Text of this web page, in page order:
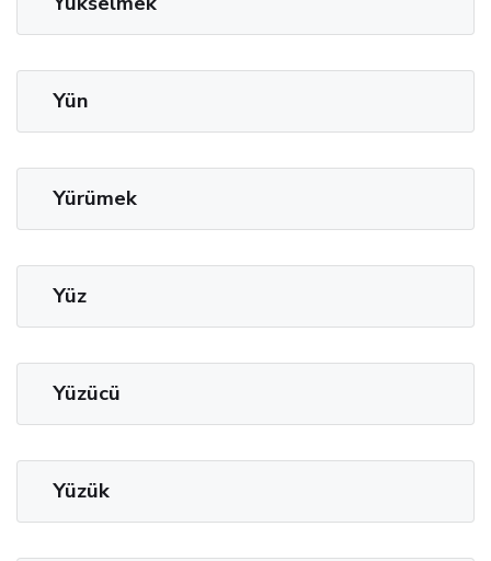
Yün
Yürümek
Yüz
Yüzücü
Yüzük